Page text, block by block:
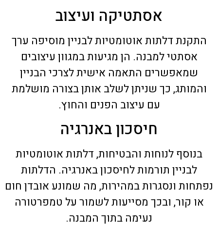
אסתטיקה ועיצוב
התקנת דלתות אוטומטיות לבניין מוסיפה ערך
אסתטי למבנה. הן מגיעות במגוון עיצובים
שמאפשרים התאמה אישית לצרכי הבניין
והמותג, כך שניתן לשלב אותן בצורה מושלמת
עם עיצוב הפנים והחוץ.
חיסכון באנרגיה
בנוסף לנוחות והבטיחות, דלתות אוטומטיות
לבניין תורמות לחיסכון באנרגיה. הדלתות
נפתחות ונסגרות במהירות, מה שמונע אובדן חום
או קור, ובכך מסייעות לשמור על טמפרטורה
נעימה בתוך המבנה.